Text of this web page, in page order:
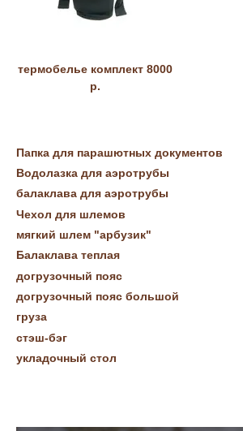
термобелье комплект 8000
р.
Папка для парашютных документов
Водолазка для аэротрубы
балаклава для аэротрубы
Чехол для шлемов
мягкий шлем "арбузик"
Балаклава теплая
догрузочный пояс
догрузочный пояс большой
груза
стэш-бэг
укладочный стол